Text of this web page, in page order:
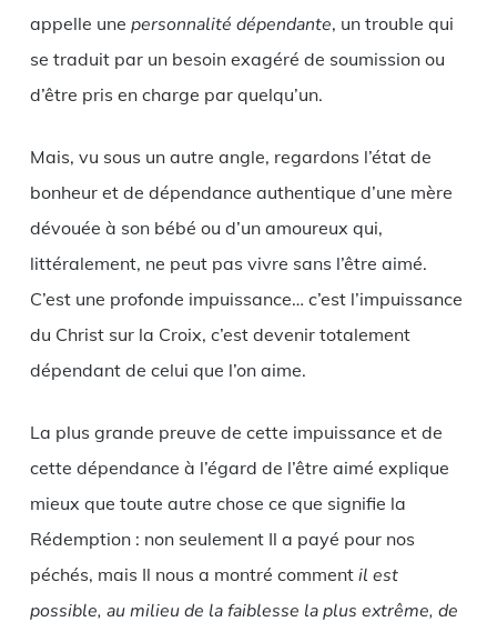
appelle une personnalité dépendante, un trouble qui
se traduit par un besoin exagéré de soumission ou
d’être pris en charge par quelqu’un.
Mais, vu sous un autre angle, regardons l’état de
bonheur et de dépendance authentique d’une mère
dévouée à son bébé ou d’un amoureux qui,
littéralement, ne peut pas vivre sans l’être aimé.
C’est une profonde impuissance… c’est l’impuissance
du Christ sur la Croix, c’est devenir totalement
dépendant de celui que l’on aime.
La plus grande preuve de cette impuissance et de
cette dépendance à l’égard de l’être aimé explique
mieux que toute autre chose ce que signifie la
Rédemption : non seulement Il a payé pour nos
péchés, mais Il nous a montré comment il est
possible, au milieu de la faiblesse la plus extrême, de